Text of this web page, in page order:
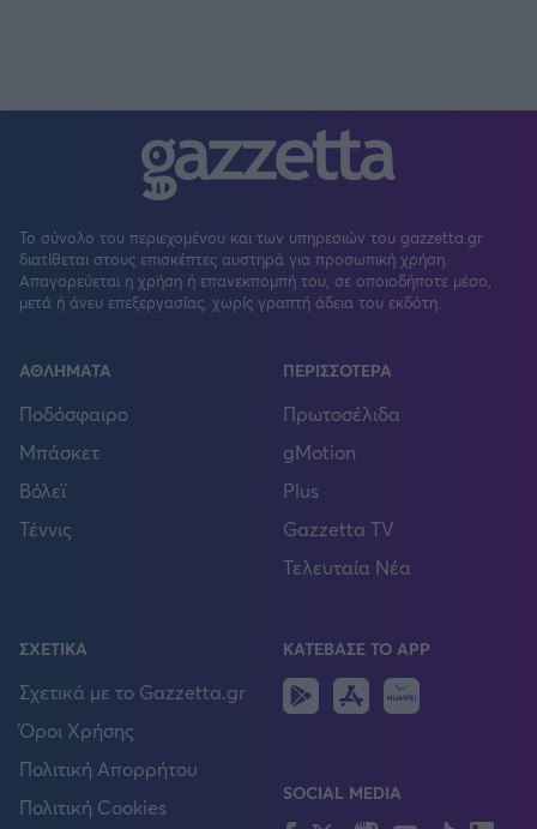
Το σύνολο του περιεχομένου και των υπηρεσιών του gazzetta.gr
διατίθεται στους επισκέπτες αυστηρά για προσωπική χρήση.
Απαγορεύεται η χρήση ή επανεκπομπή του, σε οποιοδήποτε μέσο,
μετά ή άνευ επεξεργασίας, χωρίς γραπτή άδεια του εκδότη.
ΑΘΛΗΜΑΤΑ
Ποδόσφαιρο
Μπάσκετ
Βόλεϊ
Τέννις
ΠΕΡΙΣΣΟΤΕΡΑ
Πρωτοσέλιδα
gMotion
Plus
Gazzetta TV
Τελευταία Νέα
ΣΧΕΤΙΚΑ
Σχετικά με το Gazzetta.gr
Όροι Χρήσης
Πολιτική Απορρήτου
Πολιτική Cookies
ΚΑΤΕΒΑΣΕ ΤΟ APP
Android
IOS
SOCIAL MEDIA